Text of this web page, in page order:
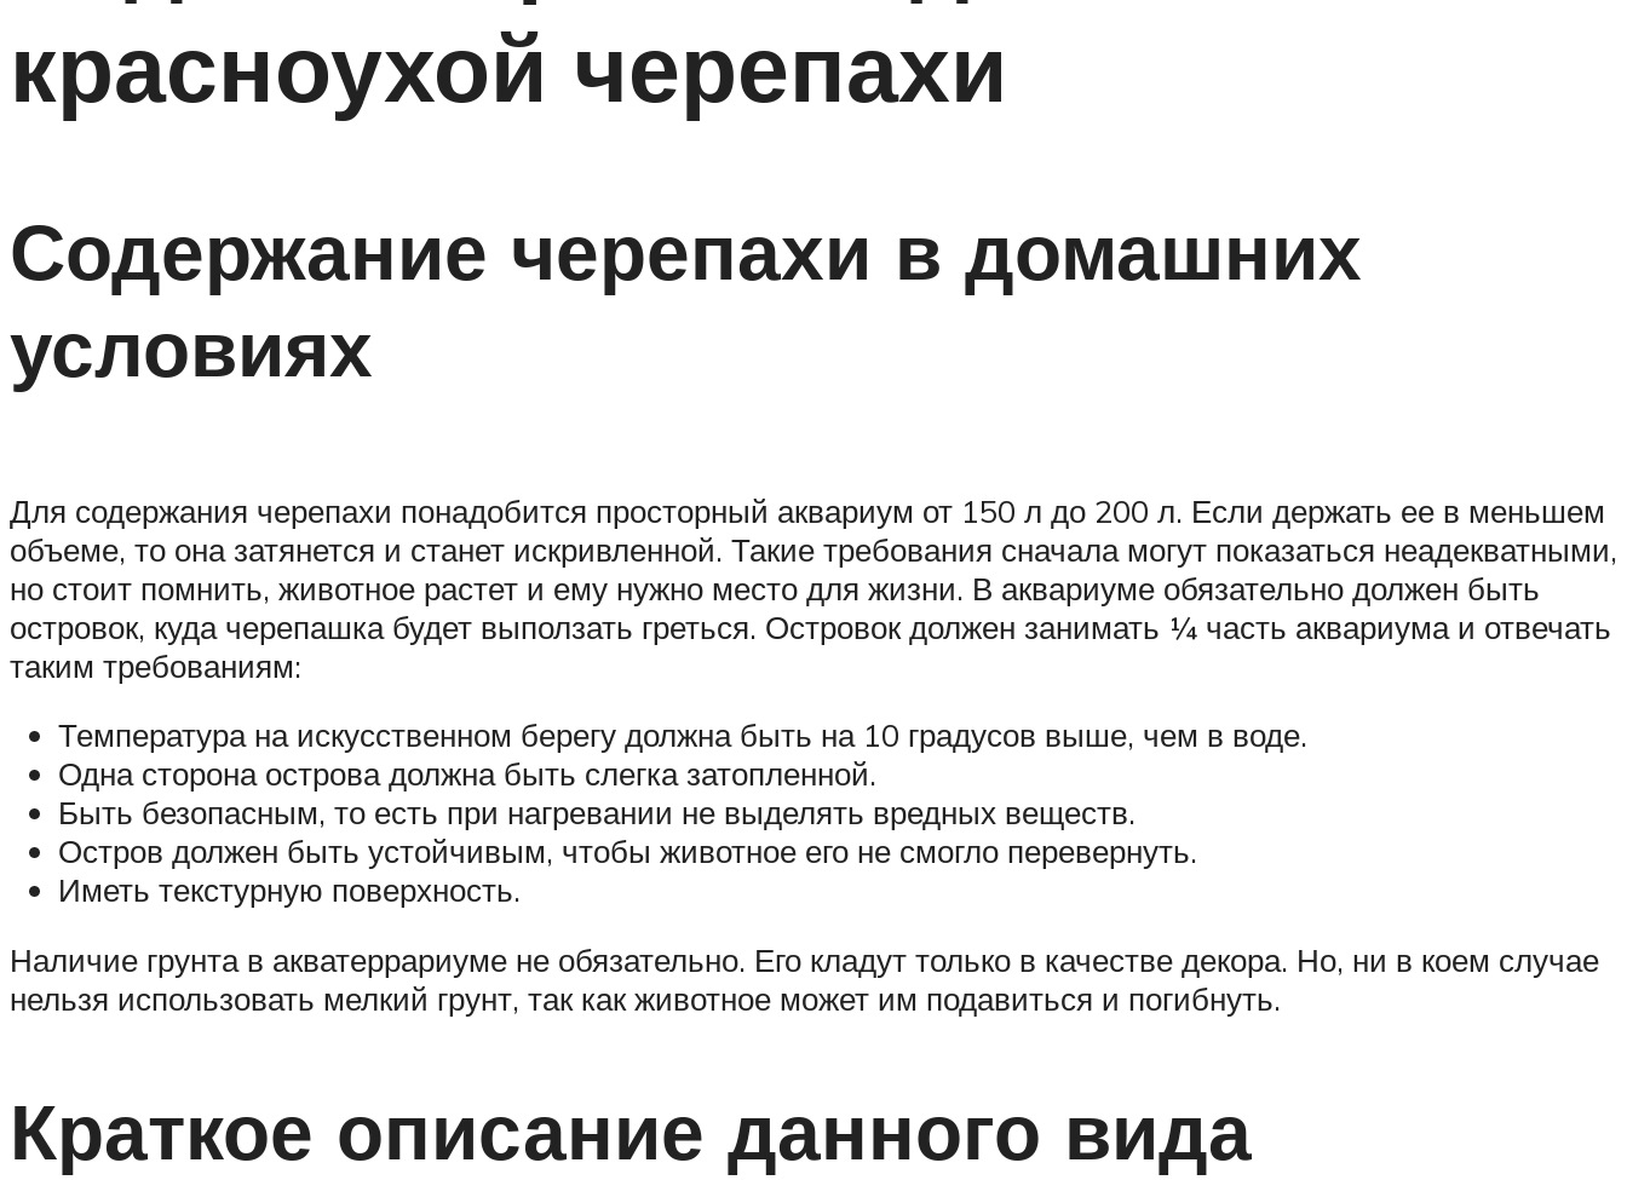
красноухой черепахи
Содержание черепахи в домашних
условиях
Для содержания черепахи понадобится просторный аквариум от 150 л до 200 л. Если держать ее в меньшем
объеме, то она затянется и станет искривленной. Такие требования сначала могут показаться неадекватными,
но стоит помнить, животное растет и ему нужно место для жизни. В аквариуме обязательно должен быть
островок, куда черепашка будет выползать греться. Островок должен занимать ¼ часть аквариума и отвечать
таким требованиям:
Температура на искусственном берегу должна быть на 10 градусов выше, чем в воде.
Одна сторона острова должна быть слегка затопленной.
Быть безопасным, то есть при нагревании не выделять вредных веществ.
Остров должен быть устойчивым, чтобы животное его не смогло перевернуть.
Иметь текстурную поверхность.
Наличие грунта в акватеррариуме не обязательно. Его кладут только в качестве декора. Но, ни в коем случае
нельзя использовать мелкий грунт, так как животное может им подавиться и погибнуть.
Краткое описание данного вида